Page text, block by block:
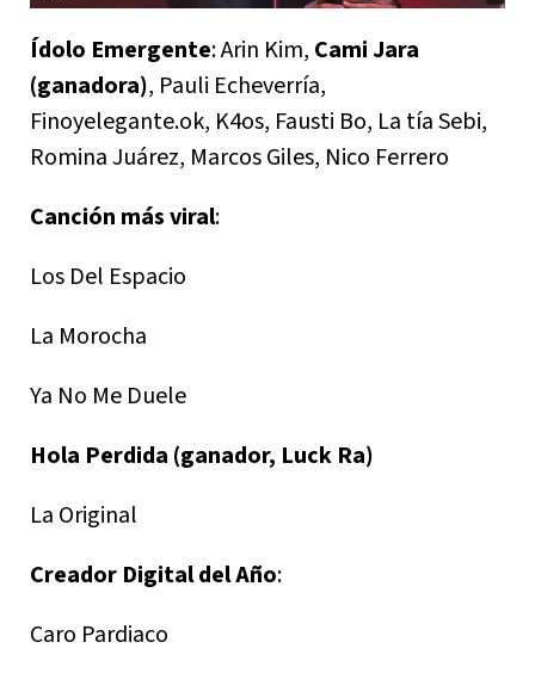
Ídolo Emergente: Arin Kim, Cami Jara
(ganadora), Pauli Echeverría,
Finoyelegante.ok, K4os, Fausti Bo, La tía Sebi,
Romina Juárez, Marcos Giles, Nico Ferrero
Canción más viral:
Los Del Espacio
La Morocha
Ya No Me Duele
Hola Perdida (ganador, Luck Ra)
La Original
Creador Digital del Año:
Caro Pardiaco